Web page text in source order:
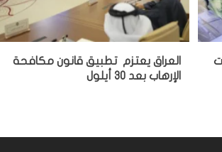
العراق يعتزم تطبيق قانون مكافحة
الإرهاب بعد 30 أيلول